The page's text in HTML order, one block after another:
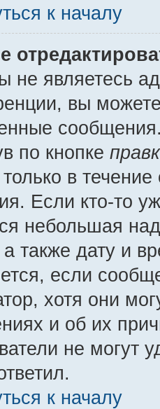
к началу
не являетесь
вы можете
по кнопке
в
Если кто-то
небольшая
а также дату и
если
хотя они
и об их
не могут
к началу